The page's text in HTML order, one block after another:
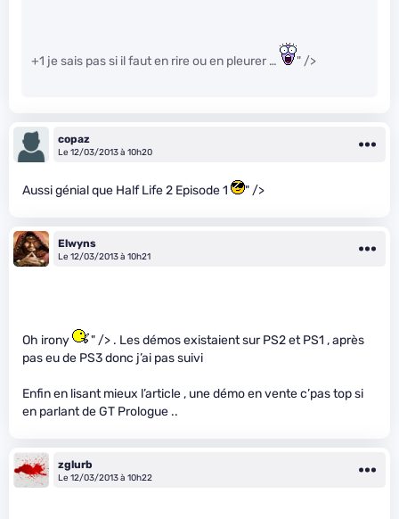
+1 je sais pas si il faut en rire ou en pleurer … " />
copaz
Le 12/03/2013 à 10h20
Aussi génial que Half Life 2 Episode 1 " />
Elwyns
Le 12/03/2013 à 10h21
Oh irony
" /> . Les démos existaient sur PS2 et PS1 , après
pas eu de PS3 donc j’ai pas suivi
Enfin en lisant mieux l’article , une démo en vente c’pas top si
en parlant de GT Prologue ..
zglurb
Le 12/03/2013 à 10h22